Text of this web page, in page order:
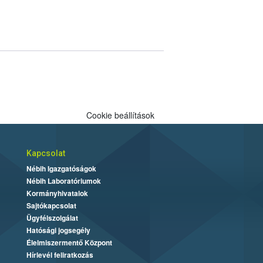
Cookie beállítások
Kapcsolat
Nébih Igazgatóságok
Nébih Laboratóriumok
Kormányhivatalok
Sajtókapcsolat
Ügyfélszolgálat
Hatósági jogsegély
Élelmiszermentő Központ
Hírlevél feliratkozás